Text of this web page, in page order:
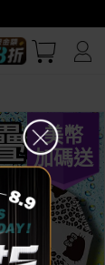
划算
美幣
加碼送